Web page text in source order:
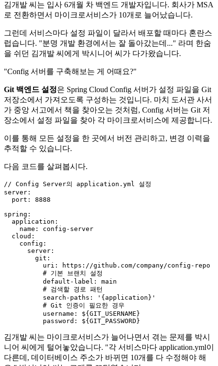
김개발 씨는 입사 6개월 차 백엔드 개발자입니다. 회사가 MSA
로 전환하면서 마이크로서비스가 10개로 늘어났습니다.
그런데 서비스마다 설정 파일이 달라서 배포할 때마다 혼란스
럽습니다. "분명 개발 환경에서는 잘 돌아갔는데..." 라며 한숨
을 쉬던 김개발 씨에게 박시니어 씨가 다가왔습니다.
"Config 서버를 구축해보는 게 어때요?"
Git 백엔드 설정은 Spring Cloud Config 서버가 설정 파일을 Git
저장소에서 가져오도록 구성하는 것입니다. 마치 도서관 사서
가 중앙 서고에서 책을 찾아오는 것처럼, Config 서버는 Git 저
장소에서 설정 파일을 찾아 각 마이크로서비스에 제공합니다.
이를 통해 모든 설정을 한 곳에서 버전 관리하고, 변경 이력을
추적할 수 있습니다.
다음 코드를 살펴봅시다.
// Config Server의 application.yml 설정
server:
  port:
8888
spring:
  application:
    name: config-server
  cloud:
    config:
      server:
        git:
          uri: https:
//github.com/company/config-repo
          # 기본 브랜치 설정
default -label: main
          # 검색할 경로 패턴
          search-paths:
'{application}'
          # Git 인증이 필요한 경우
          username: ${GIT_USERNAME}
김개발 씨는 마이크로서비스가 늘어나면서 겪는 문제를 박시
니어 씨에게 털어놓았습니다. "각 서비스마다 application.yml이
다른데, 데이터베이스 주소가 바뀌면 10개를 다 수정해야 해